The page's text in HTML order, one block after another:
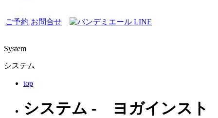
ご予約 お問合せ
System
システム
top
システム - ヨガインスト